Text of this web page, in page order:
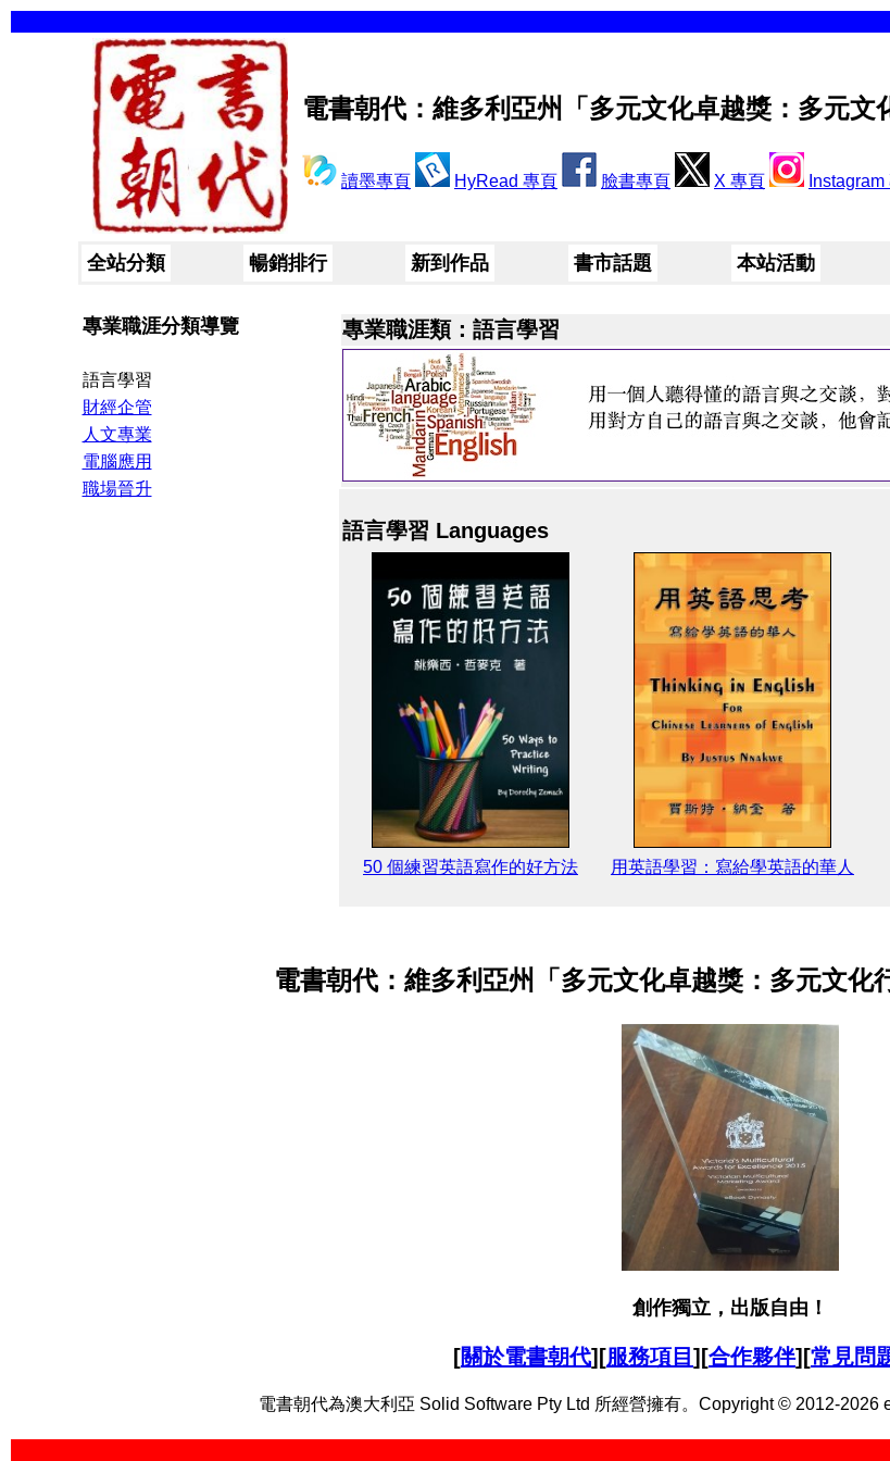
電書朝代：維多利亞州「多元文化卓越獎：多元文
讀墨專頁 HyRead 專頁 臉書專頁 X 專頁
全站分類 暢銷排行 新到作品 書市話題 本站活動
專業職涯分類導覽
語言學習
財經企管
人文專業
電腦應用
職場晉升
專業職涯類：語言學習
語言學習 Languages
50 個練習英語寫作的好方法 用英語學習：寫給學英語的華人
電書朝代：維多利亞州「多元文化卓越獎：多元文化
創作獨立，出版自由！
[關於電書朝代][服務項目][合作夥伴][常見問
電書朝代為澳大利亞 Solid Software Pty Ltd 所經營擁有。Copyright © 2012-2026